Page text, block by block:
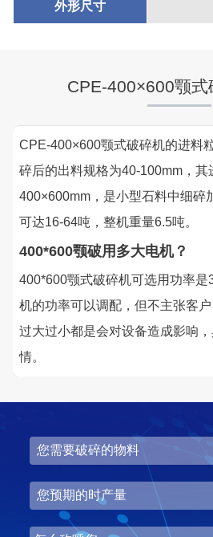
外形尺寸
CPE-400×600颚式
CPE-400×600颚式破碎机的进料
碎后的出料规格为40-100mm，其
400×600mm，是小型石料中细碎
可达16-64吨，整机重量6.5吨。
400*600颚破用多大电机？
400*600颚式破碎机可选用功率
机的功率可以调配，但不主张客
过大过小都是会对设备造成影响
情。
湖北省中昇东浩荆门建材时产
项目坐标
湖北省荆门市
项目业主
中昇东浩荆门建材